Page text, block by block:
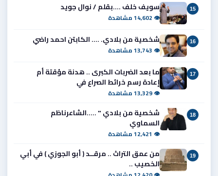
15 سويف خلف ....بقلم / نوال جويد
👁 14,602 مشاهدة
16 شخصية من بلادي. .... الكابتن احمد راضي
👁 13,743 مشاهدة
17
ما بعد الضربات الكبرى .. هدنة مؤقتة أم
إعادة رسم خرائط الصراع في
👁 13,329 مشاهدة
18
شخصية من بلادي " .....الشاعرناظم
السماوي
👁 12,421 مشاهدة
19
من عمق التراث .. مرقــد ( أبو الجوزي ) في أبي
الخصيب ..